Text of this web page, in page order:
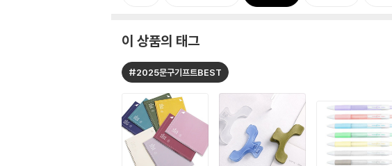
이 상품의 태그
#2025문구기프트BEST